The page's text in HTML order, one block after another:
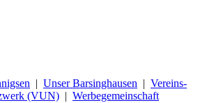
| Unser Barsinghausen | Vereins-
(VUN) | Werbegemeinschaft